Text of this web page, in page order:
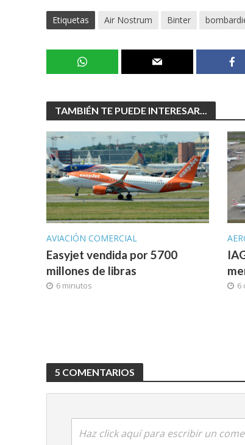
Etiquetas Air Nostrum Binter
TAMBIÉN TE PUEDE INTERESAR...
AVIACIÓN COMERCIAL
Easyjet vendida por 5700
millones de libras
6 minutos 6
5 COMENTARIOS
Haz click aquí para escribir un